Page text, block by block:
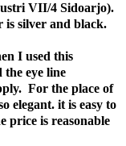
VII/4 Sidoarjo).
is silver and black.
I used this
eye line
For the place of
elegant. it is easy to
price is reasonable